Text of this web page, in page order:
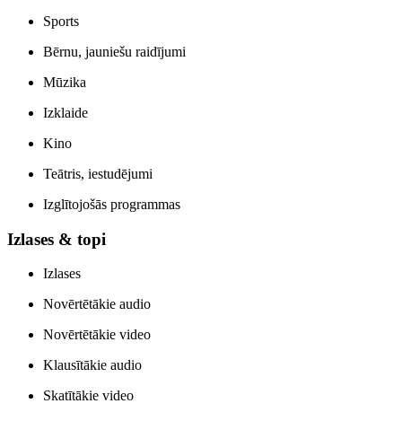
Sports
Bērnu, jauniešu raidījumi
Mūzika
Izklaide
Kino
Teātris, iestudējumi
Izglītojošās programmas
Izlases & topi
Izlases
Novērtētākie audio
Novērtētākie video
Klausītākie audio
Skatītākie video